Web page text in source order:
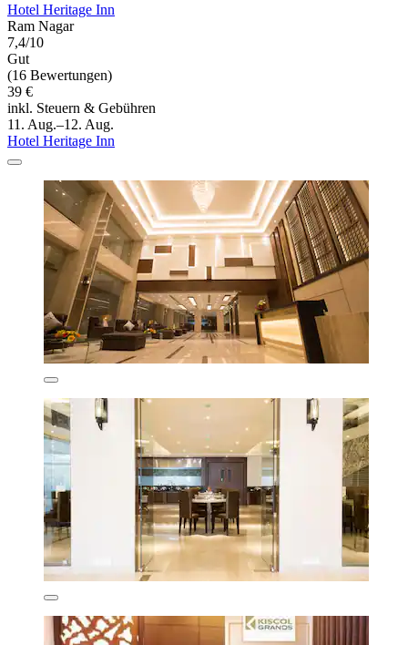
Hotel Heritage Inn
Ram Nagar
7,4/10
Gut
(16 Bewertungen)
39 €
inkl. Steuern & Gebühren
11. Aug.–12. Aug.
Hotel Heritage Inn